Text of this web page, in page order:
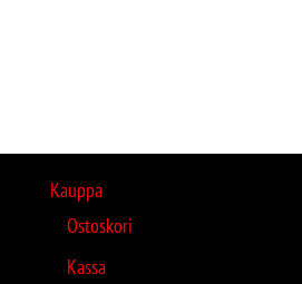
Kauppa
Ostoskori
Kassa